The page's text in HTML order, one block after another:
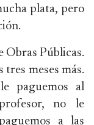
plata, pero
Obras Públicas.
meses más.
paguemos al
no le
a las